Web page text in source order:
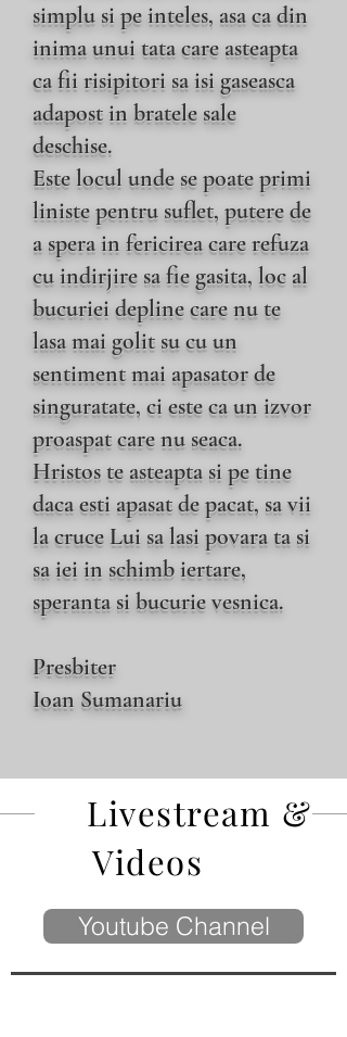
simplu si pe inteles, asa ca din
inima unui tata care asteapta
ca fii risipitori sa isi gaseasca
adapost in bratele sale
deschise.
Este locul unde se poate primi
liniste pentru suflet, putere de
a spera in fericirea care refuza
cu indirjire sa fie gasita, loc al
bucuriei depline care nu te
lasa mai golit su cu un
sentiment mai apasator de
singuratate, ci este ca un izvor
proaspat care nu seaca.
Hristos te asteapta si pe tine
daca esti apasat de pacat, sa vii
la cruce Lui sa lasi povara ta si
sa iei in schimb iertare,
speranta si bucurie vesnica.
Presbiter
Ioan Sumanariu
Livestream &
Videos
Youtube Channel